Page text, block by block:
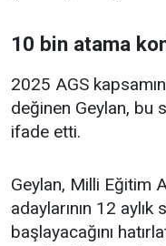
10 bin atama
2025 AGS
değinen Geylan, bu
ifade etti.
Geylan, Milli Eğitim
adaylarının 12
başlayacağını